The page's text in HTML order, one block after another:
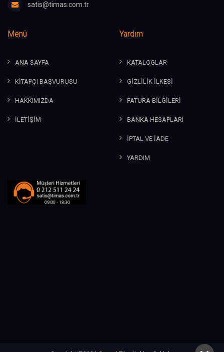
satis@timas.com.tr
Menü
ANA SAYFA
KİTAPÇI BAŞVURUSU
HAKKIMIZDA
İLETİŞİM
Yardım
KATALOGLAR
GİZLİLİK İLKESİ
FATURA BİLGİLERİ
BANKA HESAPLARI
İPTAL VE İADE
YARDIM